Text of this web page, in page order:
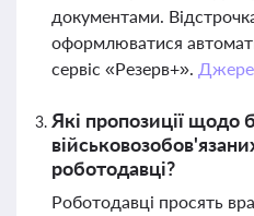
документами.
оформлюватися
сервіс «Резерв+».
Які пропозиції щодо
роботодавці?
Роботодавці просять